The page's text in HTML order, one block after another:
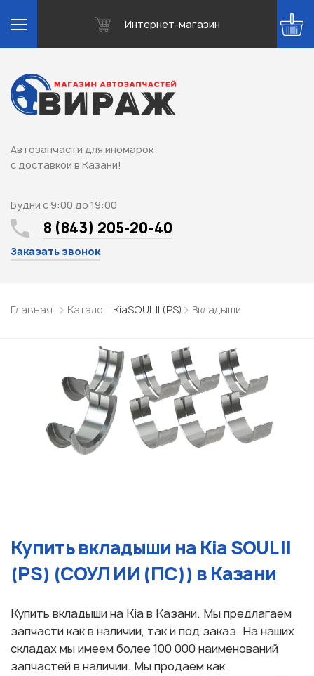
Интернет-магазин
Автозапчасти для иномарок
с доставкой в Казани!
Будни с 9:00 до 19:00
8 (843) 205-20-40
Заказать звонок
Главная Каталог KiaSOUL II (PS) Вкладыши
Купить вкладыши на Kia SOUL II
(PS) (СОУЛ ИИ (ПС)) в Казани
Купить вкладыши на Kia в Казани. Мы предлагаем
запчасти как в наличии, так и под заказ. На наших
складах мы имеем более 100 000 наименований
запчастей в наличии. Мы продаем как